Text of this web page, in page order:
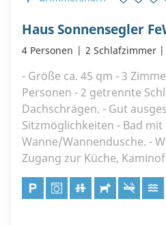
4 Personen 2 Schlafzimmer
- Größe ca. 45 qm - 3
Personen - 2 getrennte
Dachschrägen. - Gut
Sitzmöglichkeiten - Bad mit
Wanne/Wannendusche. -
Zugang zur Küche,